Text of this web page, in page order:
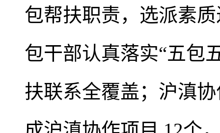
包帮扶职责，选派素
包干部认真落实“五包
扶联系全覆盖；沪滇